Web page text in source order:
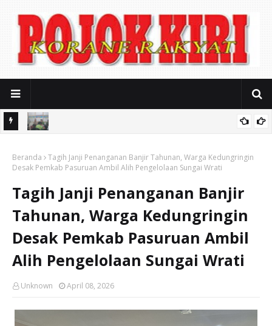
Keresahan Warga
Beranda
Tagih Janji Penanganan Banjir Tahunan, Warga Kedungringin
Desak Pemkab Pasuruan Ambil Alih Pengelolaan Sungai Wrati
Tagih Janji Penanganan Banjir
Tahunan, Warga Kedungringin
Desak Pemkab Pasuruan Ambil
Alih Pengelolaan Sungai Wrati
Unknown April 08, 2026